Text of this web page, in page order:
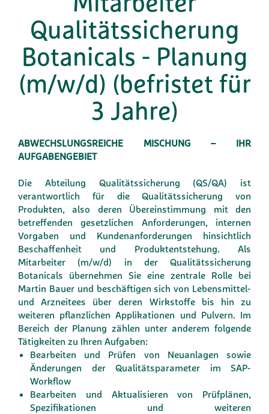
Qualitätssicherung
Botanicals - Planung
(m/w/d) (befristet für
3 Jahre)
ABWECHSLUNGSREICHE MISCHUNG – IHR
AUFGABENGEBIET
Die Abteilung Qualitätssicherung (QS/QA) ist
verantwortlich für die Qualitätssicherung von
Produkten, also deren Übereinstimmung mit den
betreffenden gesetzlichen Anforderungen, internen
Vorgaben und Kundenanforderungen hinsichtlich
Beschaffenheit und Produktentstehung. Als
Mitarbeiter (m/w/d) in der Qualitätssicherung
Botanicals übernehmen Sie eine zentrale Rolle bei
Martin Bauer und beschäftigen sich von Lebensmittel-
und Arzneitees über deren Wirkstoffe bis hin zu
weiteren pflanzlichen Applikationen und Pulvern. Im
Bereich der Planung zählen unter anderem folgende
Tätigkeiten zu Ihren Aufgaben:
Bearbeiten und Prüfen von Neuanlagen sowie
Änderungen der Qualitätsparameter im SAP-
Workflow
Bearbeiten und Aktualisieren von Prüfplänen,
Spezifikationen und weiteren